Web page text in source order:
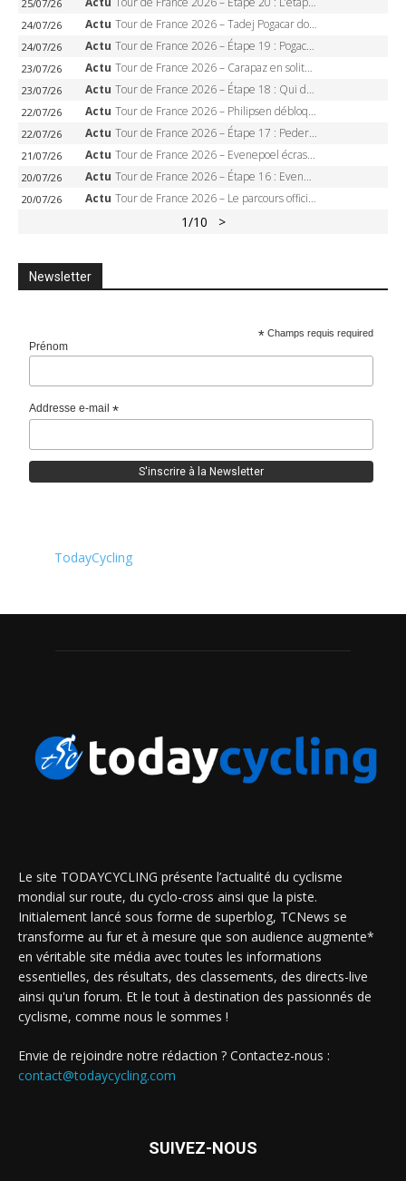
25/07/26
24/07/26 Actu Tour de France 2026 – Tadej Pogacar dompte l’Alpe d’Huez, 5e victoire, record de Pantani pulvérisé
24/07/26 Actu Tour de France 2026 – Étape 19 : Pogacar peut-il enfin dompter l’Alpe d’Huez ?
23/07/26 Actu Tour de France 2026 – Carapaz en solitaire à Orcières-Merlette, Paret-Peintre à un point du maillot à pois
23/07/26 Actu Tour de France 2026 – Étape 18 : Qui domptera Orcières-Merlette, première marche vers l’Alpe d’Huez ?
22/07/26 Actu Tour de France 2026 – Philipsen débloque son compteur à Voiron, Pedersen en danger pour le maillot vert
22/07/26 Actu Tour de France 2026 – Étape 17 : Pedersen peut-il verrouiller le maillot vert à Voiron ?
21/07/26 Actu Tour de France 2026 – Evenepoel écrase le chrono d’Évian, Seixas 4e, Lipowitz abandonne
20/07/26 Actu Tour de France 2026 – Étape 16 : Evenepoel, Pogacar, Ganna… qui domptera le chrono d’Évian pour redessiner le podium ?
20/07/26 Actu Tour de France 2026 – Le parcours officiel complet : 21 étapes, profils, carte et dates
1/10 >
Newsletter
* Champs requis required
Prénom
Addresse e-mail*
TodayCycling
Le site TODAYCYCLING présente l’actualité du cyclisme
mondial sur route, du cyclo-cross ainsi que la piste.
Initialement lancé sous forme de superblog, TCNews se
transforme au fur et à mesure que son audience augmente*
en véritable site média avec toutes les informations
essentielles, des résultats, des classements, des directs-live
ainsi qu'un forum. Et le tout à destination des passionnés de
cyclisme, comme nous le sommes !
Envie de rejoindre notre rédaction ? Contactez-nous :
contact@todaycycling.com
SUIVEZ-NOUS